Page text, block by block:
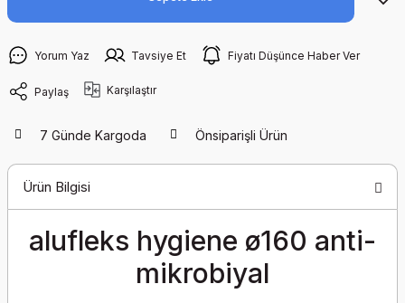
Yorum Yaz Tavsiye Et Fiyatı Düşünce Haber Ver
Paylaş Karşılaştır
7 Günde Kargoda Önsiparişli Ürün
Ürün Bilgisi
alufleks hygiene ø160 anti-
mikrobiyal